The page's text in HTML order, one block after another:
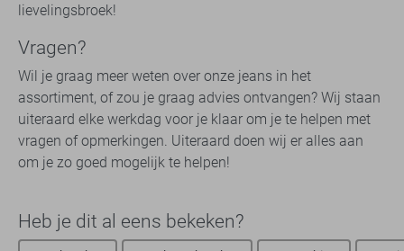
lievelingsbroek!
Vragen?
Wil je graag meer weten over onze jeans in het
assortiment, of zou je graag advies ontvangen? Wij staan
uiteraard elke werkdag voor je klaar om je te helpen met
vragen of opmerkingen. Uiteraard doen wij er alles aan
om je zo goed mogelijk te helpen!
Heb je dit al eens bekeken?